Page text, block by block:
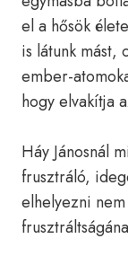
el a hősök
is látunk mást,
ember-
hogy elvakítja
Háy Jánosnál
frusztráló,
elhelyezni